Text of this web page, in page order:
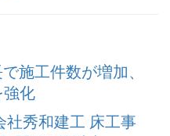
施工件数が増加、
化
社秀和建工 床工事